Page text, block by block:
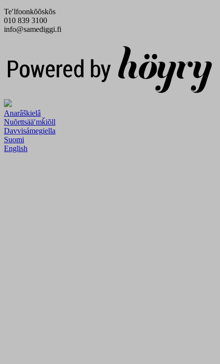
Teʹlfoonkõõskõs
010 839 3100
info@samediggi.fi
Anarâškielâ
Nuõrttsääʹmǩiõll
Davvisámegiella
Suomi
English